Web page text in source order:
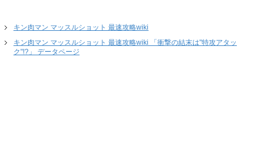
キン肉マン マッスルショット 最速攻略wiki
キン肉マン マッスルショット 最速攻略wiki 「衝撃の結末は"特攻アタッ
ク"!?」 データページ